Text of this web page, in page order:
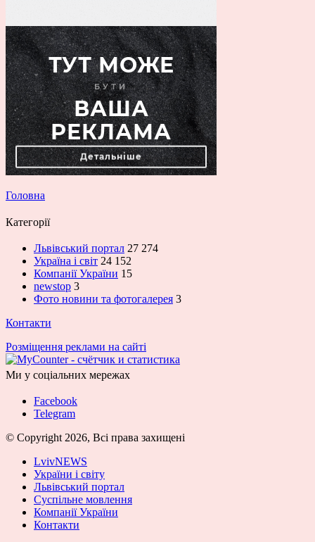
Головна
Категорії
Львівський портал 27 274
Україна і світ 24 152
Компанії України 15
newstop 3
Фото новини та фотогалерея 3
Контакти
Розміщення реклами на сайті
Ми у соціальних мережах
Facebook
Telegram
© Copyright 2026, Всі права захищені
LvivNEWS
України і світу
Львівський портал
Суспільне мовлення
Компанії України
Контакти